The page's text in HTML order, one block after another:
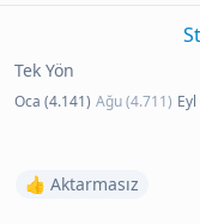
Tek Yön
Oca (4.141) Ağu (4.711)
👍 Aktarmasız